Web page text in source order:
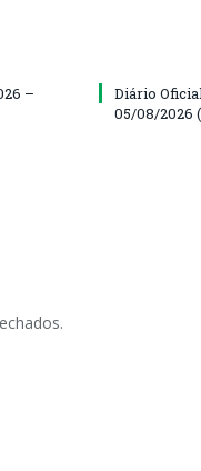
–
Diário
05/08/2026